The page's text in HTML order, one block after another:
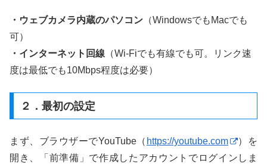
・ウェブカメラ内蔵のパソコン （WindowsでもMacでも
可）
・インターネット回線 （Wi-Fiでも有線でも可。リンク速
度は最低でも10Mbps程度は必要）
２．最初の設定
まず、ブラウザーでYouTube（ https://youtube.com
）を
開き、「前準備」で作成したアカウントでログインしま